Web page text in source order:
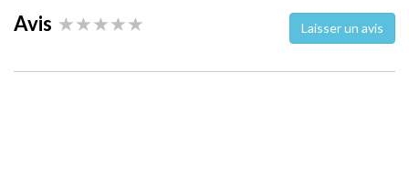
Avis Laisser un avis